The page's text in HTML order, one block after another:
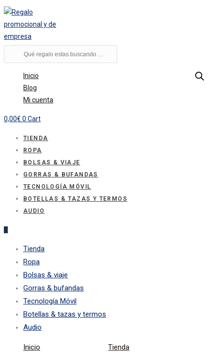
Ir
al
contenido
Búsqueda
de
productos
Inicio
Blog
Mi cuenta
0,00€ 0 Cart
TIENDA
ROPA
BOLSAS & VIAJE
GORRAS & BUFANDAS
TECNOLOGÍA MÓVIL
BOTELLAS & TAZAS Y TERMOS
AUDIO
0
Tienda
Ropa
Bolsas & viaje
Gorras & bufandas
Tecnología Móvil
Botellas & tazas y termos
Audio
Inicio
Tienda